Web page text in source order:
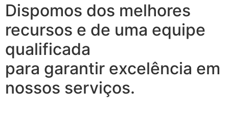
Dispomos dos melhores
recursos e de uma equipe
qualificada
para garantir excelência em
nossos serviços.